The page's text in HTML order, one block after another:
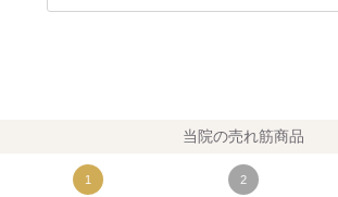
当院の売れ筋商品
1 2